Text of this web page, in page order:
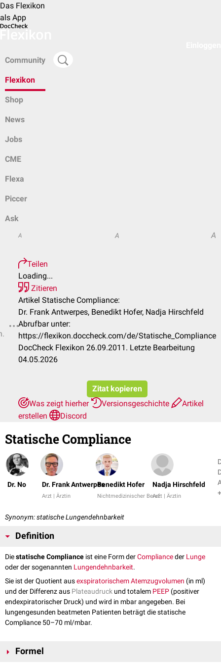
Das Flexikon
als App
Community
Flexikon
Shop
News
Jobs
CME
Flexa
Piccer
Ask
A A A
Teilen
Loading...
Zitieren
Artikel Statische Compliance:
Dr. Frank Antwerpes, Benedikt Hofer, Nadja Hirschfeld
Abrufbar unter:
https://flexikon.doccheck.com/de/Statische_Compliance
DocCheck Flexikon 26.09.2011. Letzte Bearbeitung
04.05.2026
Zitat kopieren
Was zeigt hierher
Versionsgeschichte
Artikel
erstellen
Discord
Statische Compliance
Dr. No Dr. Frank Antwerpes
Arzt | Ärztin
Benedikt Hofer
Nichtmedizinischer Beruf
Nadja Hirschfeld
Arzt | Ärztin
Synonym: statische Lungendehnbarkeit
Definition
Diestatische Compliance ist eine Form derComplianceder Lunge
oder der sogenannten Lungendehnbarkeit.
Sie ist der Quotient ausexspiratorischemAtemzugvolumen (in ml)
und der Differenz aus Plateaudruck und totalem PEEP (positiver
endexpiratorischer Druck) und wird in mbar angegeben. Bei
lungengesunden beatmeten Patienten beträgt die statische
Compliance 50–70 ml/mbar.
Formel